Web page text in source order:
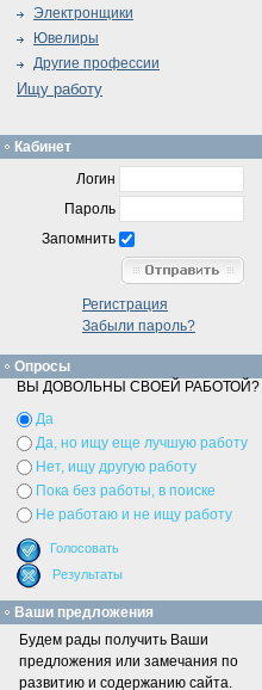
Электронщики
Ювелиры
Другие профессии
Ищу работу
Кабинет
Логин
Пароль
Запомнить
Регистрация
Забыли пароль?
Опросы
ВЫ ДОВОЛЬНЫ СВОЕЙ РАБОТОЙ?
Да
Да, но ищу еще лучшую работу
Нет, ищу другую работу
Пока без работы, в поиске
Не работаю и не ищу работу
Ваши предложения
Будем рады получить Ваши
предложения или замечания по
развитию и содержанию сайта.